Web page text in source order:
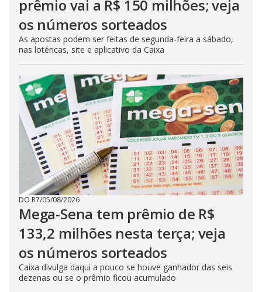
prêmio vai a R$ 150 milhões; veja
os números sorteados
As apostas podem ser feitas de segunda-feira a sábado,
nas lotéricas, site e aplicativo da Caixa
DO R7/05/08/2026
Mega-Sena tem prêmio de R$
133,2 milhões nesta terça; veja
os números sorteados
Caixa divulga daqui a pouco se houve ganhador das seis
dezenas ou se o prêmio ficou acumulado